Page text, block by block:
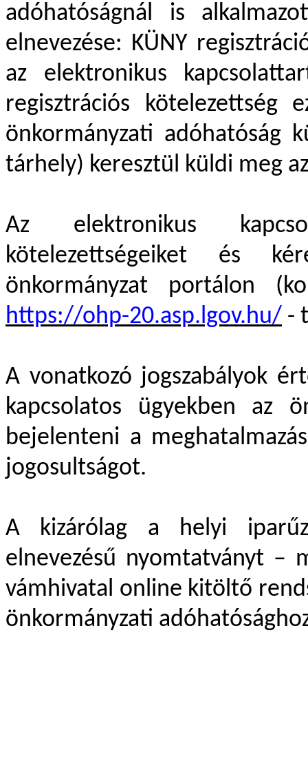
adóhatóságnál is
elnevezése: KÜNY
az elektronikus
regisztrációs
önkormányzati adóhatóság
tárhely) keresztül küldi meg
Az elektronikus
kötelezettségeiket és
önkormányzat portálon
https://ohp-20.asp.lgov.hu/ -
A vonatkozó jogszabályok
kapcsolatos ügyekben az
bejelenteni a
jogosultságot.
A kizárólag a helyi
elnevezésű nyomtatványt –
vámhivatal online kitöltő
önkormányzati